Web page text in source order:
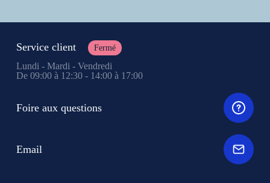
Service client Fermé
Lundi - Mardi - Vendredi
De 09:00 à 12:30 - 14:00 à 17:00
Foire aux questions
Email